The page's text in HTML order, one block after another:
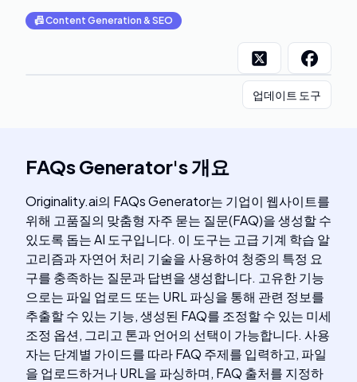
📠Content Generation & SEO
업데이트 도구
FAQs Generator's개요
Originality.ai의 FAQs Generator는 기업이 웹사이트를
위해 고품질의 맞춤형 자주 묻는 질문(FAQ)을 생성할 수
있도록 돕는 AI 도구입니다. 이 도구는 고급 기계 학습 알
고리즘과 자연어 처리 기술을 사용하여 청중의 특정 요
구를 충족하는 질문과 답변을 생성합니다. 고유한 기능
으로는 파일 업로드 또는 URL 파싱을 통해 관련 정보를
추출할 수 있는 기능, 생성된 FAQ를 조정할 수 있는 미세
조정 옵션, 그리고 톤과 언어의 선택이 가능합니다. 사용
자는 단계별 가이드를 따라 FAQ 주제를 입력하고, 파일
을 업로드하거나 URL을 파싱하며, FAQ 출처를 지정하